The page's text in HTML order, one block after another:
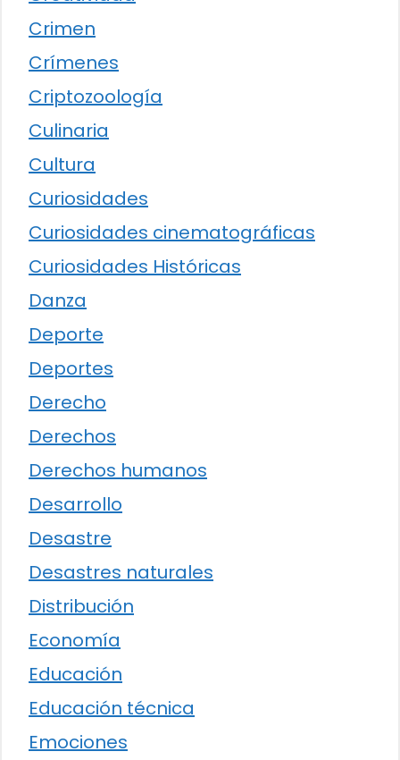
Crimen
Crímenes
Criptozoología
Culinaria
Cultura
Curiosidades
Curiosidades cinematográficas
Curiosidades Históricas
Danza
Deporte
Deportes
Derecho
Derechos
Derechos humanos
Desarrollo
Desastre
Desastres naturales
Distribución
Economía
Educación
Educación técnica
Emociones